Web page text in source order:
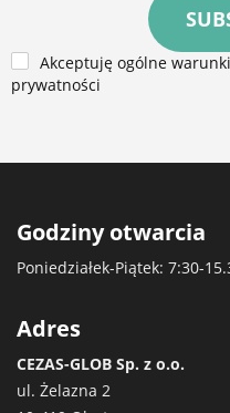
Akceptuję ogólne
prywatności
Godziny otwarcia
Poniedziałek-Piątek: 7:30-
Adres
CEZAS-GLOB Sp. z o.o.
ul. Żelazna 2